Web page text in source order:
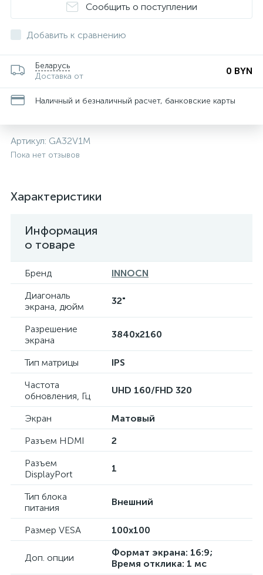
Сообщить о поступлении
Добавить к сравнению
Беларусь
Доставка от
0 BYN
Наличный и безналичный расчет, банковские карты
Артикул: GA32V1M
Пока нет отзывов
Характеристики
Информация
о товаре
Бренд
INNOCN
Диагональ
экрана, дюйм
32"
Разрешение
экрана
3840x2160
Тип матрицы
IPS
Частота
обновления, Гц
UHD 160/FHD 320
Экран
Матовый
Разъем HDMI
2
Разъем
DisplayPort
1
Тип блока
питания
Внешний
Размер VESA 100x100
Доп. опции
Формат экрана: 16:9;
Время отклика: 1 мс